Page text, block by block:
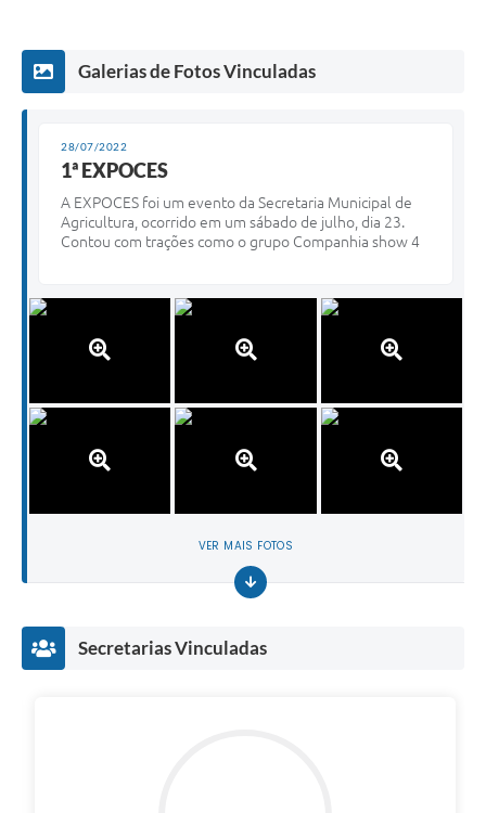
Galerias de Fotos Vinculadas
28/07/2022
1ª EXPOCES
A EXPOCES foi um evento da Secretaria Municipal de
Agricultura, ocorrido em um sábado de julho, dia 23.
Contou com trações como o grupo Companhia show 4
VER MAIS FOTOS
Secretarias Vinculadas